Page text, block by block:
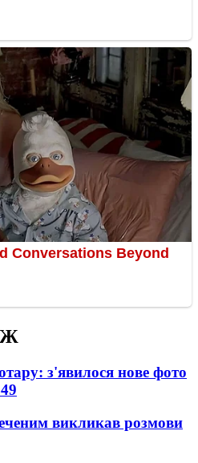
з'явилося нове фото
викликав розмови